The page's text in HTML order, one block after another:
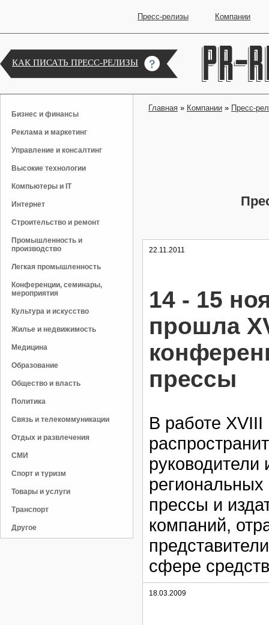
Пресс-релизы Компании
КАК ПИСАТЬ ПРЕСС-РЕЛИЗЫ
Бизнес и финансы
Реклама и маркетинг
Управление и консалтинг
Высокие технологии
Компьютеры и IT
Интернет
Строительство и ремонт
Промышленность и
производство
Легкая промышленность
Конференции, семинары,
мероприятия
Культура и искусство
Жилье и недвижимость
Медицина
Образование
Общество и власть
Политика
Связь и телекоммуникации
Отдых и развлечения
СМИ
Спорт и туризм
Товары и услуги
Транспорт
Другое
Главная » Компании » Пресс-
22.11.2011
14 - 15
прошла
прессы
В работе
руководители
прессы и
компаний,
сфере
18.03.2009